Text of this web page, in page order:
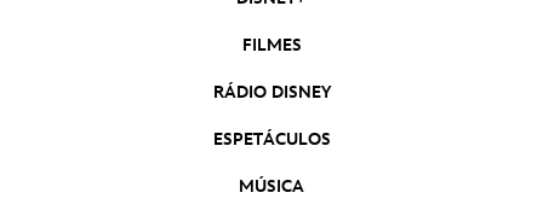
FILMES
RÁDIO DISNEY
ESPETÁCULOS
MÚSICA